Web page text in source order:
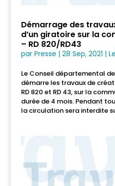
Démarrage des
d’un giratoire sur la
– RD 820/RD43
par Presse | 28 Sep, 2021 |
Le Conseil départemental
démarre les travaux de
RD 820 et RD 43, sur la
durée de 4 mois. Pendant
la circulation sera interdite